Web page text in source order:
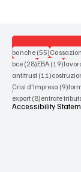
Terms & Conditions
Privacy Policy
Accessibility
banche (55)55 post
bce (28)28 post
EBA (19)19
antitrust (11)11 post
Crisi d'Impresa (9)9
export (8)8 post
entrate